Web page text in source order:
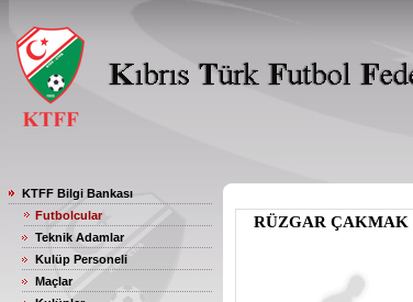
KTFF Bilgi Bankası
Futbolcular
Teknik Adamlar
Kulüp Personeli
Maçlar
RÜZGAR ÇAKMAK